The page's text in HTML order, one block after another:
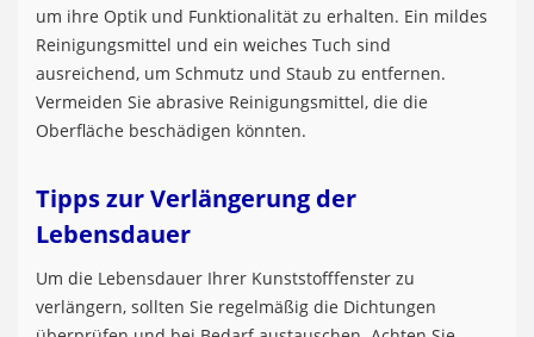
um ihre Optik und Funktionalität zu erhalten. Ein mildes
Reinigungsmittel und ein weiches Tuch sind
ausreichend, um Schmutz und Staub zu entfernen.
Vermeiden Sie abrasive Reinigungsmittel, die die
Oberfläche beschädigen könnten.
Tipps zur Verlängerung der
Lebensdauer
Um die Lebensdauer Ihrer Kunststofffenster zu
verlängern, sollten Sie regelmäßig die Dichtungen